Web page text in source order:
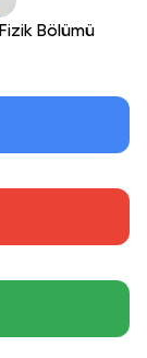
Fizik Bölümü